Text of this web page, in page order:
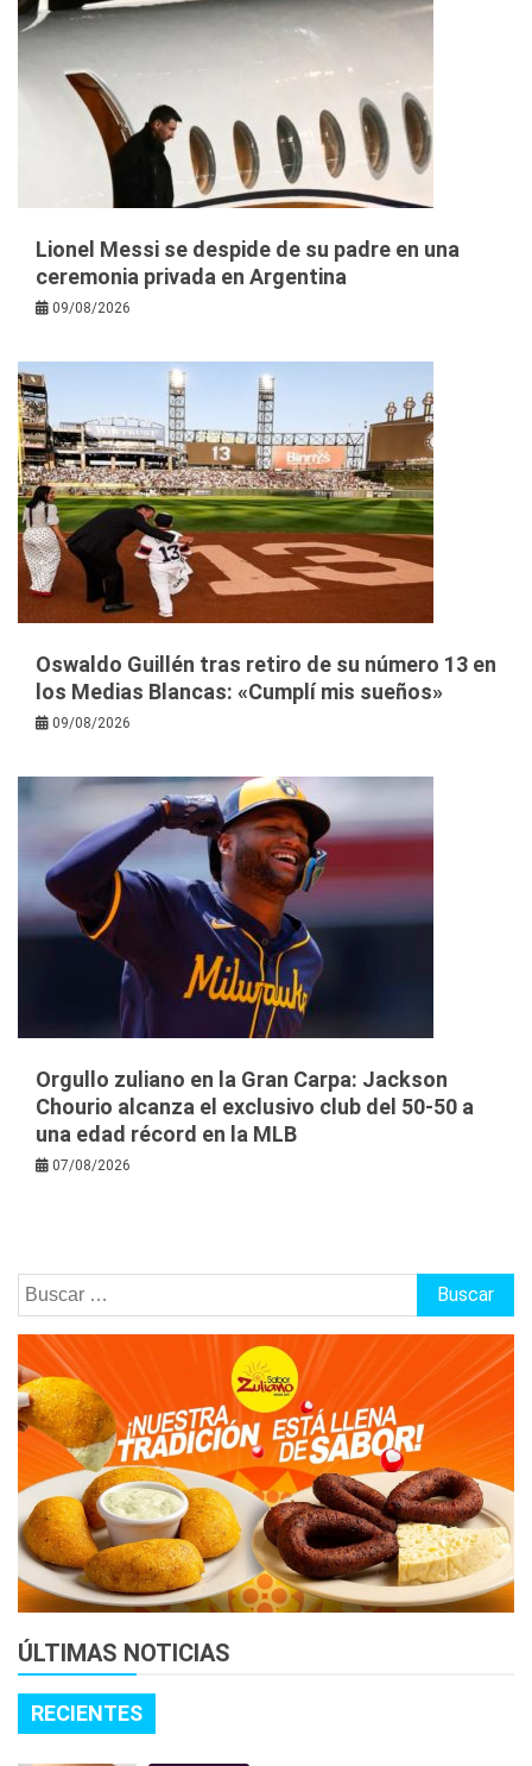
Lionel Messi se despide de su padre en una
ceremonia privada en Argentina
09/08/2026
Oswaldo Guillén tras retiro de su número 13 en
los Medias Blancas: «Cumplí mis sueños»
09/08/2026
Orgullo zuliano en la Gran Carpa: Jackson
Chourio alcanza el exclusivo club del 50-50 a
una edad récord en la MLB
07/08/2026
Buscar:
ÚLTIMAS NOTICIAS
RECIENTES